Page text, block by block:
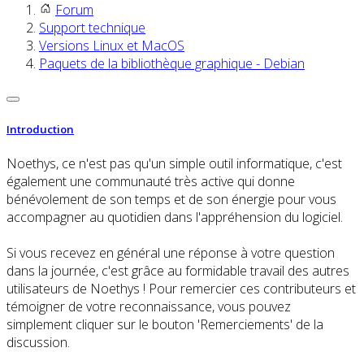
Forum
Support technique
Versions Linux et MacOS
Paquets de la bibliothèque graphique - Debian
Introduction
Noethys, ce n'est pas qu'un simple outil informatique, c'est
également une communauté très active qui donne
bénévolement de son temps et de son énergie pour vous
accompagner au quotidien dans l'appréhension du logiciel.
Si vous recevez en général une réponse à votre question
dans la journée, c'est grâce au formidable travail des autres
utilisateurs de Noethys ! Pour remercier ces contributeurs et
témoigner de votre reconnaissance, vous pouvez
simplement cliquer sur le bouton 'Remerciements' de la
discussion.